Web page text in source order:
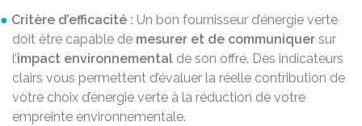
Critère d’efficacité : Un bon fournisseur d’énergie verte
doit être capable de mesurer et de communiquer sur
l’impact environnemental de son offre. Des indicateurs
clairs vous permettent d’évaluer la réelle contribution de
votre choix d’énergie verte à la réduction de votre
empreinte environnementale.